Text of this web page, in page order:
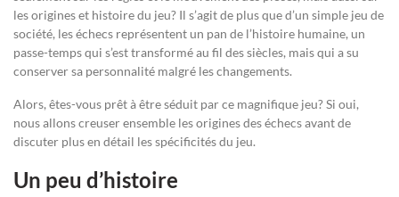
les origines et histoire du jeu? Il s’agit de plus que d’un simple jeu de
société, les échecs représentent un pan de l’histoire humaine, un
passe-temps qui s’est transformé au fil des siècles, mais qui a su
conserver sa personnalité malgré les changements.
Alors, êtes-vous prêt à être séduit par ce magnifique jeu? Si oui,
nous allons creuser ensemble les origines des échecs avant de
discuter plus en détail les spécificités du jeu.
Un peu d’histoire